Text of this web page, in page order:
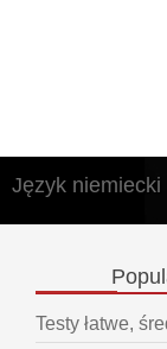
Język niemiecki
Testy łatwe,